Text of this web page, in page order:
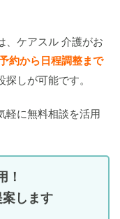
、ケアスル 介護がお
約から日程調整まで
しが可能です。
軽に無料相談を活用
！
します